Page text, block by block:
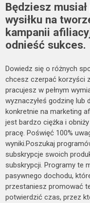
Będziesz
wysiłku na
kampanii
odnieść sukces.
Dowiedz się o różnych
chcesz czerpać korzyści
pracujesz w pełnym
wyznaczyłeś godzinę lub
konkretnie na marketing
jest bardzo ciężka i
pracę. Poświęć 100%
wyniki.Poszukaj
subskrypcje swoich
subskrypcji. Programy te
pasywnego dochodu,
przestaniesz promować
potwierdzić czas, przez